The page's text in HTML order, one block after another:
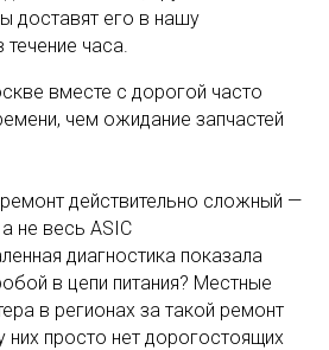
доставят его в нашу
часа.
вместе с дорогой часто
чем ожидание запчастей
действительно сложный —
не весь ASIC
диагностика показала
в цепи питания? Местные
в регионах за такой ремонт
просто нет дорогостоящих